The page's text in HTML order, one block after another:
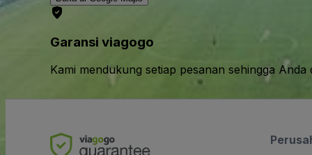
Garansi viagogo
Kami mendukung setiap pesanan sehingga